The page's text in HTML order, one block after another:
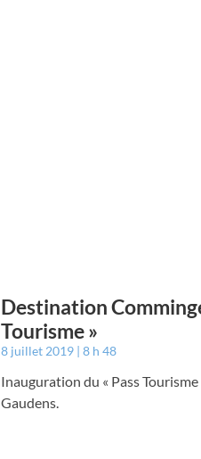
Destination
Tourisme »
8 juillet 2019 8 h 48
Inauguration du « Pass
Gaudens.